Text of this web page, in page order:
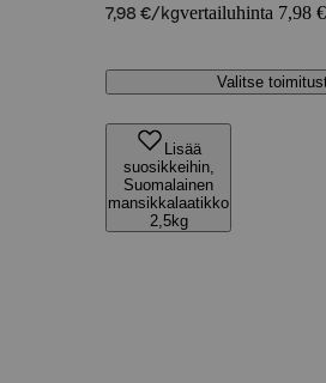
7,98 €/kgvertailuhinta 7,98
Valitse
Lisää
suosikkeihin,
Suomalainen
mansikkalaatikko
2,5kg